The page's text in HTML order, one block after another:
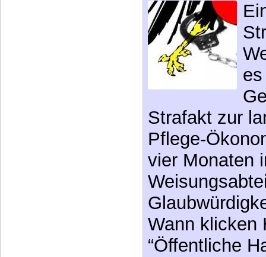
Strafakt zur
Pflege-
vier Monaten
Wann klicken
“Öffentliche